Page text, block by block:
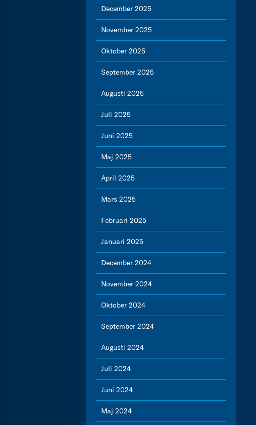
December 2025
November 2025
Oktober 2025
September 2025
Augusti 2025
Juli 2025
Juni 2025
Maj 2025
April 2025
Mars 2025
Februari 2025
Januari 2025
December 2024
November 2024
Oktober 2024
September 2024
Augusti 2024
Juli 2024
Juni 2024
Maj 2024